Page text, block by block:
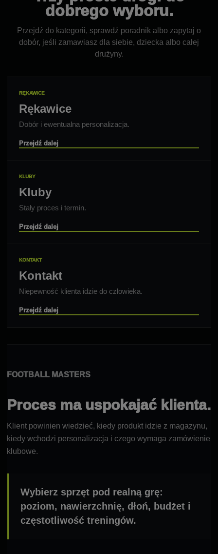
dobrego wyboru.
Przejdź do kategorii, sprawdź poradnik albo zapytaj o
dobór, jeśli zamawiasz dla siebie, dziecka albo całej
drużyny.
RĘKAWICE
Rękawice
Dobór i ewentualna personalizacja.
Przejdź dalej
KLUBY
Kluby
Stały proces i termin.
Przejdź dalej
KONTAKT
Kontakt
Niepewność klienta idzie do człowieka.
Przejdź dalej
FOOTBALL MASTERS
Proces ma uspokajać klienta.
Klient powinien wiedzieć, kiedy produkt idzie z magazynu,
kiedy wchodzi personalizacja i czego wymaga zamówienie
klubowe.
Wybierz sprzęt pod realną grę:
poziom, nawierzchnię, dłoń, budżet i
częstotliwość treningów.